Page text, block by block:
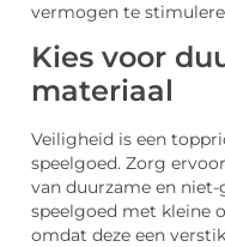
vermogen te
Kies voor
materiaal
Veiligheid is een
speelgoed. Zorg
van duurzame en
speelgoed met kleine
omdat deze een